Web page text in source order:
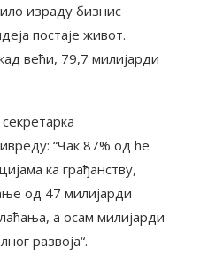
израду бизнис
постаје живот.
већи, 79,7 милијарди
“Чак 87% од ће
ка грађанству,
од 47 милијарди
а осам милијарди
развоја“.